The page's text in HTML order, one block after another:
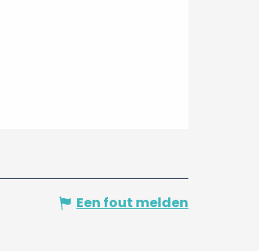
Een fout melden